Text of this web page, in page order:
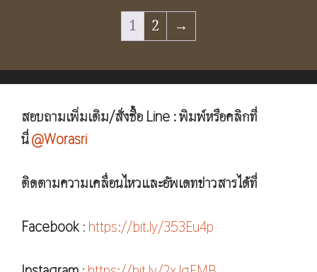
1 2 →
สอบถามเพิ่มเติม/สั่งซื้อ Line : พิมพ์หรือคลิกที่
นี่@Worasri
ติดตามความเคลื่อนไหวและอัพเดทข่าวสารได้ที่
Facebook : https://bit.ly/353Eu4p